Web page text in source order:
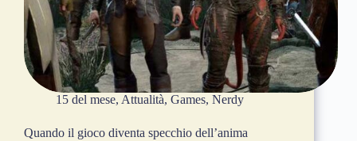
15 del mese, Attualità, Games, Nerdy
Quando il gioco diventa specchio dell’anima